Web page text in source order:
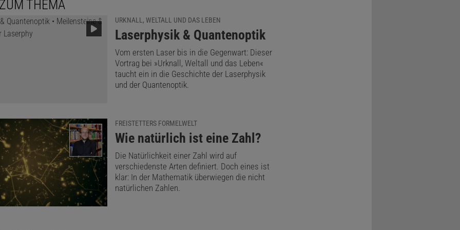
hängt laut den Fachleuten mit dem imaginären Anteil der
zusammen. »Dieses Paper war für uns eine sehr angenehme
sagt Anlage. »Wir waren sehr ermutigt durch die Tatsache, dass
auf der Welt das Konzept der komplexen Zeitverzögerung ernst
Was passiert, wenn niemand mehr die Mathematik
versteht?
Jetzt informieren!
Ausgabe als PDF-Download (EUR 2,49)
Die Woche-Archiv
THEMA
URKNALL, WELTALL UND DAS LEBEN
:
Laserphysik & Quantenoptik
Vom ersten Laser bis in die Gegenwart: Dieser
Vortrag bei »Urknall, Weltall und das Leben«
taucht ein in die Geschichte der Laserphysik
und der Quantenoptik.
FREISTETTERS FORMELWELT
:
Wie natürlich ist eine Zahl?
Die Natürlichkeit einer Zahl wird auf
verschiedenste Arten definiert. Doch eines ist
klar: In der Mathematik überwiegen die nicht
natürlichen Zahlen.